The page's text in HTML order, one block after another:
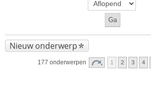
Nieuw onderwerp
177 onderwerpen 1 2 3 4